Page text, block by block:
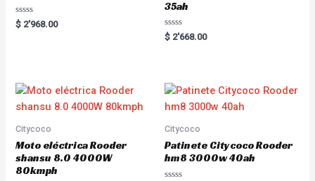
R
a
u
t
f
$ 2'968.00
35ah
R
a
o
u
t
o
5
$ 2'668.00
Citycoco
Moto eléctrica Rooder
shansu 8.0 4000W
80kmph
Citycoco
Patinete Citycoco Rooder
hm8 3000w 40ah